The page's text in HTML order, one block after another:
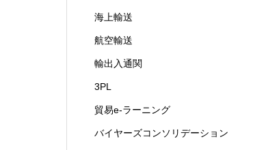
海上輸送
航空輸送
輸出入通関
3PL
貿易e-ラーニング
バイヤーズコンソリデーション